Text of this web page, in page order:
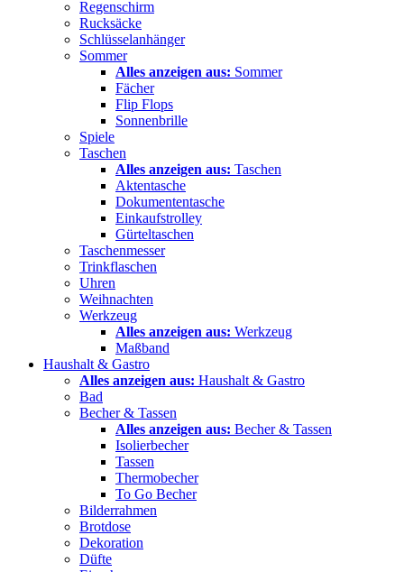
Regenschirm
Rucksäcke
Schlüsselanhänger
Sommer
Alles anzeigen aus: Sommer
Fächer
Flip Flops
Sonnenbrille
Spiele
Taschen
Alles anzeigen aus: Taschen
Aktentasche
Dokumententasche
Einkaufstrolley
Gürteltaschen
Taschenmesser
Trinkflaschen
Uhren
Weihnachten
Werkzeug
Alles anzeigen aus: Werkzeug
Maßband
Haushalt & Gastro
Alles anzeigen aus: Haushalt & Gastro
Bad
Becher & Tassen
Alles anzeigen aus: Becher & Tassen
Isolierbecher
Tassen
Thermobecher
To Go Becher
Bilderrahmen
Brotdose
Dekoration
Düfte